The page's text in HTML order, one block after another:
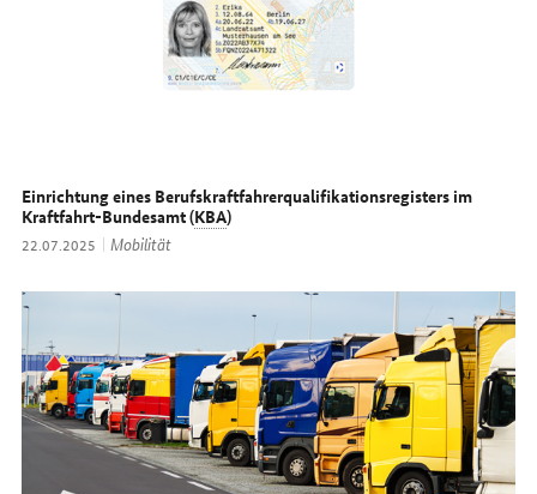
Einrichtung eines Berufskraftfahrerqualifikationsregisters im
Kraftfahrt-Bundesamt (KBA)
Datum:
22.07.2025 Thema:
Mobilität